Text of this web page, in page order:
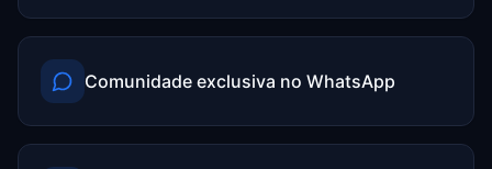
Comunidade exclusiva no WhatsApp